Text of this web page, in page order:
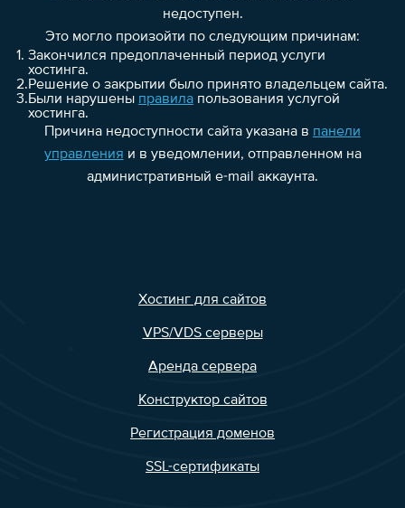
недоступен.
Это могло произойти по следующим причинам:
1. Закончился предоплаченный период услуги
хостинга.
2.Решение о закрытии было принято владельцем сайта.
3.Были нарушены правилапользования услугой
хостинга.
Причина недоступности сайта указана в панели
управления и в уведомлении, отправленном на
административный e-mail аккаунта.
Хостинг для сайтов
VPS/VDS серверы
Аренда сервера
Конструктор сайтов
Регистрация доменов
SSL-сертификаты